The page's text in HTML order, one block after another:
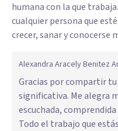
humana con la que
cualquier persona que
crecer, sanar y conocerse
Alexandra Aracely Benitez
Gracias por compartir
significativa. Me alegra
escuchada,
Todo el trabajo que